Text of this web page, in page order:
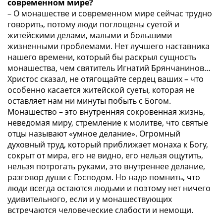
современном мире?
– О монашестве и современном мире сейчас трудно
говорить, потому люди поглощены суетой и
житейскими делами, малыми и большими
жизненными проблемами. Нет лучшего наставника
нашего времени, который бы раскрыл сущность
монашества, чем святитель Игнатий Брянчанинов…
Христос сказал, не отягощайте сердец ваших – что
особенно касается житейской суеты, которая не
оставляет нам ни минуты побыть с Богом.
Монашество – это внутренняя сокровенная жизнь,
неведомая миру, стремление к молитве, что святые
отцы называют «умное делание». Огромный
духовный труд, который приближает монаха к Богу,
сокрыт от мира, его не видно, его нельзя ощутить,
нельзя потрогать руками, это внутреннее делание,
разговор души с Господом. Но надо помнить, что
люди всегда остаются людьми и поэтому нет ничего
удивительного, если и у монашествующих
встречаются человеческие слабости и немощи.